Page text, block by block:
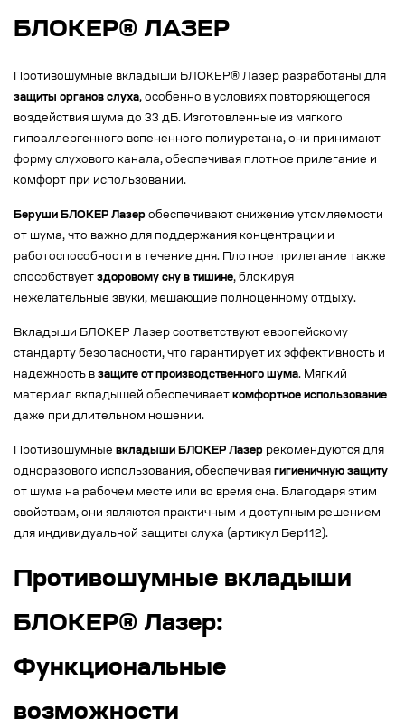
БЛОКЕР® ЛАЗЕР
Противошумные вкладыши БЛОКЕР® Лазер разработаны для
защиты органов слуха, особенно в условиях повторяющегося
воздействия шума до 33 дБ. Изготовленные из мягкого
гипоаллергенного вспененного полиуретана, они принимают
форму слухового канала, обеспечивая плотное прилегание и
комфорт при использовании.
Беруши БЛОКЕР Лазер обеспечивают снижение утомляемости
от шума, что важно для поддержания концентрации и
работоспособности в течение дня. Плотное прилегание также
способствует здоровому сну в тишине, блокируя
нежелательные звуки, мешающие полноценному отдыху.
Вкладыши БЛОКЕР Лазер соответствуют европейскому
стандарту безопасности, что гарантирует их эффективность и
надежность в защите от производственного шума. Мягкий
материал вкладышей обеспечивает комфортное использование
даже при длительном ношении.
Противошумные вкладыши БЛОКЕР Лазер рекомендуются для
одноразового использования, обеспечивая гигиеничную защиту
от шума на рабочем месте или во время сна. Благодаря этим
свойствам, они являются практичным и доступным решением
для индивидуальной защиты слуха (артикул Бер112).
Противошумные вкладыши
БЛОКЕР® Лазер:
Функциональные
возможности